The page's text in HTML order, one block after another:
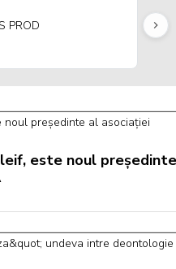
este noul președinte